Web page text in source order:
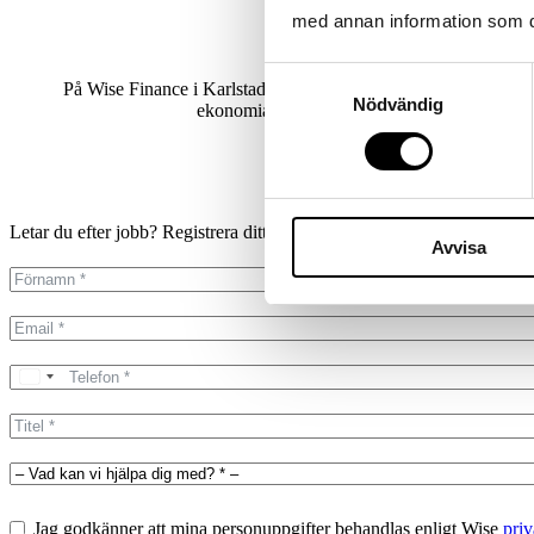
med annan information som
Nödvändig
Avvisa
På Wise Finance i Karlstad jobbar vi med rekrytering och
ekonomiavdelningar – steg för steg. Det
Letar du efter jobb? Registrera ditt CV direkt
Jag godkänner att mina personuppgifter behandlas enligt Wise